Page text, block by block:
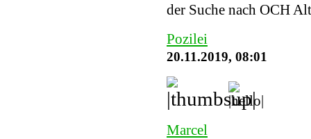
der Suche nach OCH
Pozilei
20.11.2019, 08:01
Marcel